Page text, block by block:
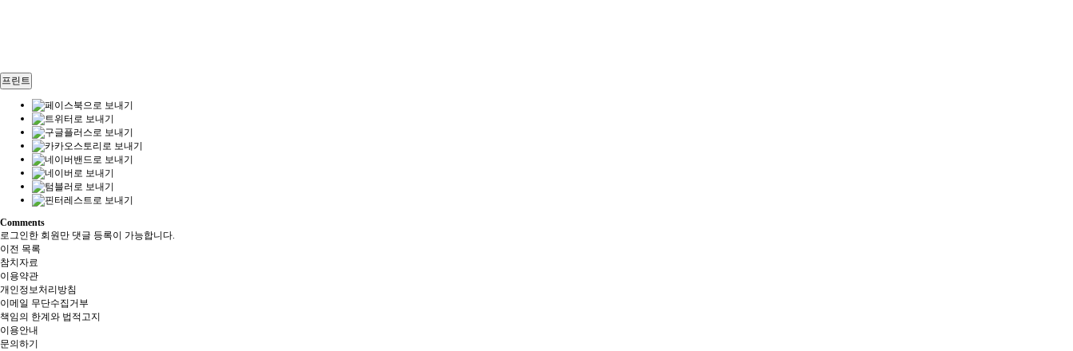
프린트
Comments
로그인한 회원만 댓글 등록이 가능합니다.
이전 목록
참치자료
이용약관
개인정보처리방침
이메일 무단수집거부
책임의 한계와 법적고지
이용안내
문의하기